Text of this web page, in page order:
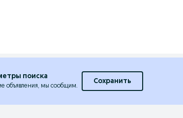
поиска
объявления, мы сообщим.
Сохранить